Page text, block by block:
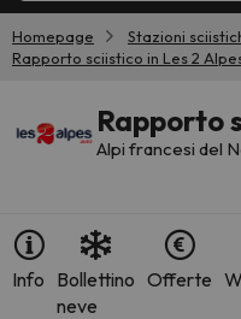
Homepage Stazioni
Rapporto sciistico in Les 2
Rapporto
Alpi francesi del
Info Bollettino
neve
Offerte